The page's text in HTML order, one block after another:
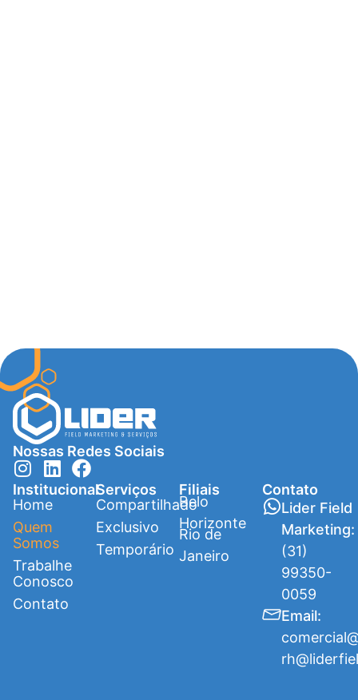
Nossas Redes Sociais
Institucional
Home
Quem
Somos
Trabalhe
Conosco
Contato
Serviços
Compartilhado
Exclusivo
Temporário
Filiais
Belo
Horizonte
Rio de
Janeiro
Contato
Lider Field
Marketing:
(31)
99350-
0059
Email: